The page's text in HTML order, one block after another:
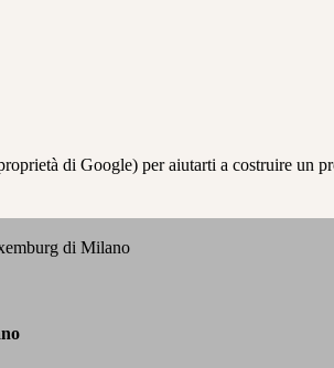
di Google) per aiutarti a costruire un
di Milano